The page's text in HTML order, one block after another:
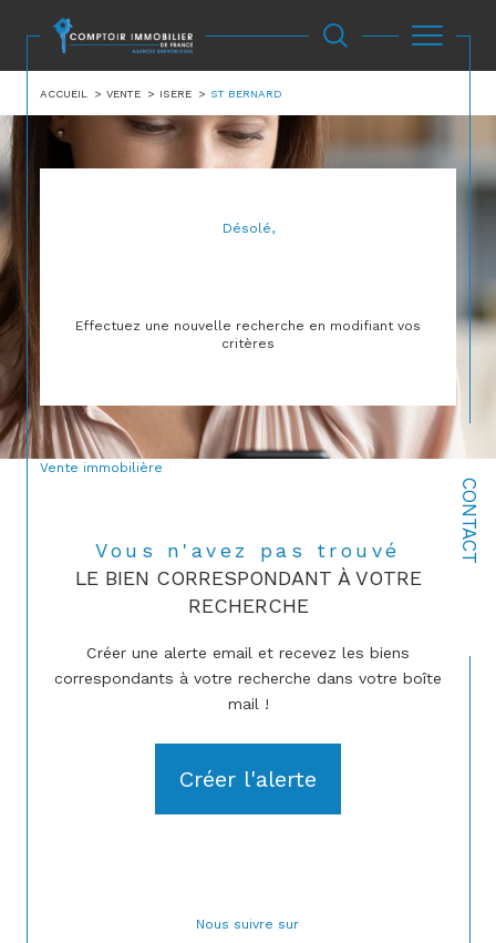
CONTACT
ACCUEIL VENTE ISERE ST BERNARD
Désolé,
Effectuez une nouvelle recherche en modifiant vos
critères
Vente immobilière
Vous n'avez pas trouvé
LE BIEN CORRESPONDANT À VOTRE
RECHERCHE
Créer une alerte email et recevez les biens
correspondants à votre recherche dans votre boîte
mail !
Créer l'alerte
Nous suivre sur